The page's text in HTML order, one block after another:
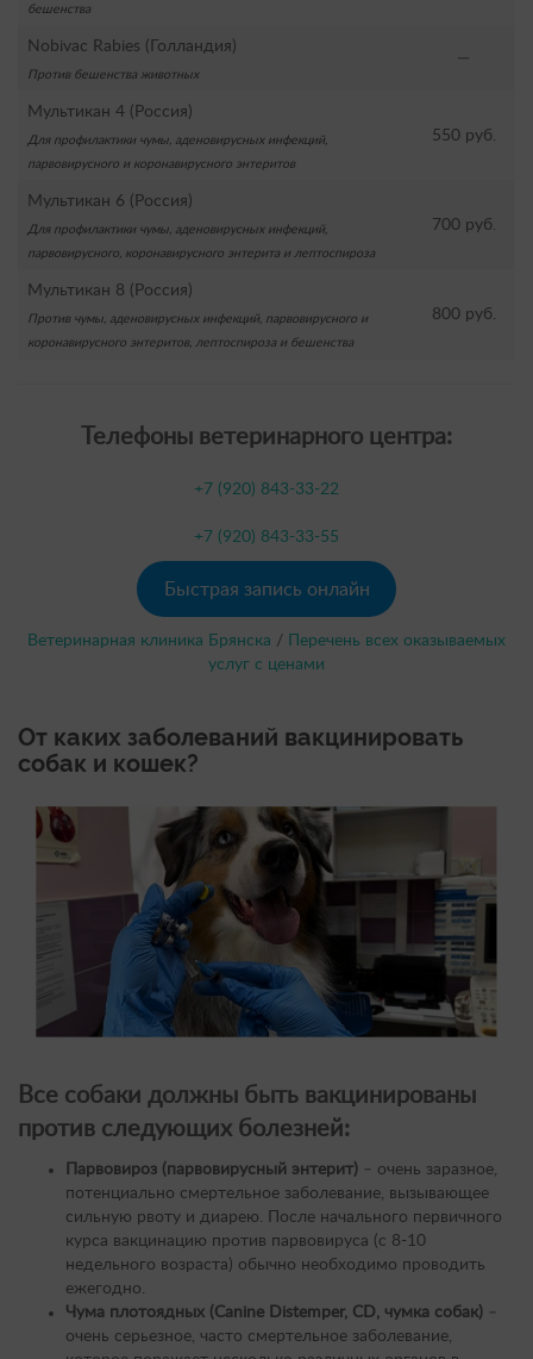
бешенства
Nobivac Rabies (Голландия)
Против бешенства животных
—
Мультикан 4 (Россия)
Для профилактики чумы, аденовирусных инфекций,
парвовирусного и коронавирусного энтеритов
550 руб.
Мультикан 6 (Россия)
Для профилактики чумы, аденовирусных инфекций,
парвовирусного, коронавирусного энтерита и лептоспироза
700 руб.
Мультикан 8 (Россия)
Против чумы, аденовирусных инфекций, парвовирусного и
коронавирусного энтеритов, лептоспироза и бешенства
800 руб.
Телефоны ветеринарного центра:
+7 (920) 843-33-22
+7 (920) 843-33-55
Быстрая запись онлайн
Ветеринарная клиника Брянска /
Перечень всех оказываемых
услуг с ценами
От каких заболеваний вакцинировать
собак и кошек?
Все собаки должны быть вакцинированы
против следующих болезней:
Парвовироз (парвовирусный энтерит) – очень заразное,
потенциально смертельное заболевание, вызывающее
сильную рвоту и диарею. После начального первичного
курса вакцинацию против парвовируса (с 8-10
недельного возраста) обычно необходимо проводить
ежегодно.
Чума плотоядных (Canine Distemper, CD, чумка собак) –
очень серьезное, часто смертельное заболевание,